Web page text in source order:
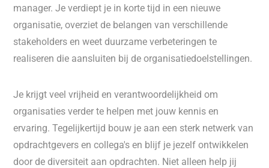
manager. Je verdiept je in korte tijd in een nieuwe
organisatie, overziet de belangen van verschillende
stakeholders en weet duurzame verbeteringen te
realiseren die aansluiten bij de organisatiedoelstellingen.
Je krijgt veel vrijheid en verantwoordelijkheid om
organisaties verder te helpen met jouw kennis en
ervaring. Tegelijkertijd bouw je aan een sterk netwerk van
opdrachtgevers en collega's en blijf je jezelf ontwikkelen
door de diversiteit aan opdrachten. Niet alleen help jij